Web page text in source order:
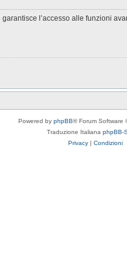
l’accesso alle funzioni
Powered by phpBB® Forum Software
Traduzione Italiana phpBB-
Privacy | Condizioni